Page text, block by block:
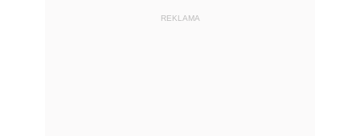
REKLAMA